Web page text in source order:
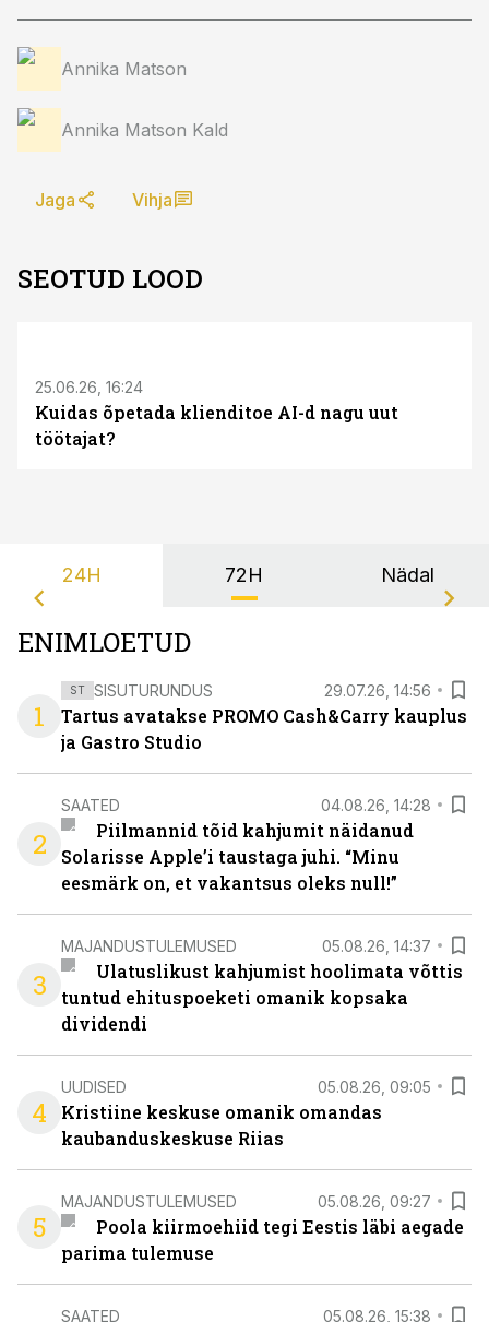
Annika Matson
Annika Matson Kald
Jaga Vihja
SEOTUD LOOD
25.06.26, 16:24
Kuidas õpetada klienditoe AI-d nagu uut
töötajat?
24H 72H Nädal
ENIMLOETUD
1
ST SISUTURUNDUS 29.07.26, 14:56
Tartus avatakse PROMO Cash&Carry kauplus
ja Gastro Studio
2
SAATED 04.08.26, 14:28
Piilmannid tõid kahjumit näidanud
Solarisse Apple’i taustaga juhi. “Minu
eesmärk on, et vakantsus oleks null!”
3
MAJANDUSTULEMUSED 05.08.26, 14:37
Ulatuslikust kahjumist hoolimata võttis
tuntud ehituspoeketi omanik kopsaka
dividendi
4
UUDISED 05.08.26, 09:05
Kristiine keskuse omanik omandas
kaubanduskeskuse Riias
5
MAJANDUSTULEMUSED 05.08.26, 09:27
Poola kiirmoehiid tegi Eestis läbi aegade
parima tulemuse
SAATED 05.08.26, 15:38